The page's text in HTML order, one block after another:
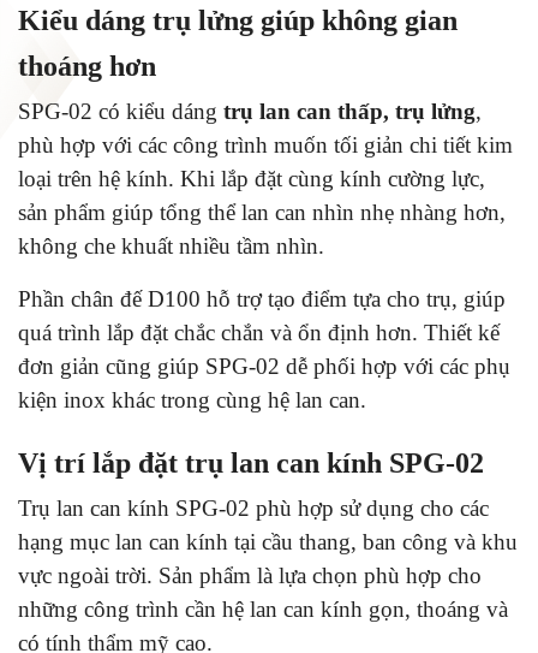
Kiểu dáng trụ lửng giúp không gian
thoáng hơn
SPG-02 có kiểu dáng trụ lan can thấp, trụ lửng,
phù hợp với các công trình muốn tối giản chi tiết kim
loại trên hệ kính. Khi lắp đặt cùng kính cường lực,
sản phẩm giúp tổng thể lan can nhìn nhẹ nhàng hơn,
không che khuất nhiều tầm nhìn.
Phần chân đế D100 hỗ trợ tạo điểm tựa cho trụ, giúp
quá trình lắp đặt chắc chắn và ổn định hơn. Thiết kế
đơn giản cũng giúp SPG-02 dễ phối hợp với các phụ
kiện inox khác trong cùng hệ lan can.
Vị trí lắp đặt trụ lan can kính SPG-02
Trụ lan can kính SPG-02 phù hợp sử dụng cho các
hạng mục lan can kính tại cầu thang, ban công và khu
vực ngoài trời. Sản phẩm là lựa chọn phù hợp cho
những công trình cần hệ lan can kính gọn, thoáng và
có tính thẩm mỹ cao.